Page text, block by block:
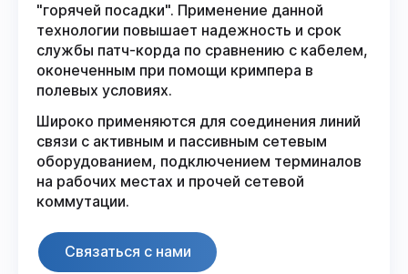
"горячей посадки". Применение данной
технологии повышает надежность и срок
службы патч-корда по сравнению с кабелем,
оконеченным при помощи кримпера в
полевых условиях.
Широко применяются для соединения линий
связи с активным и пассивным сетевым
оборудованием, подключением терминалов
на рабочих местах и прочей сетевой
коммутации.
Связаться с нами